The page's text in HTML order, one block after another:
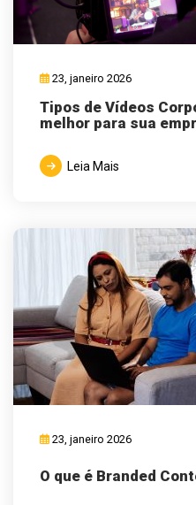
23, janeiro 2026
Tipos de Vídeos
melhor para sua
Leia Mais
23, janeiro 2026
O que é Branded